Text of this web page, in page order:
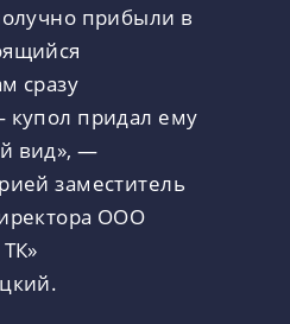
прибыли в
сразу
купол придал ему
вид», —
заместитель
ООО